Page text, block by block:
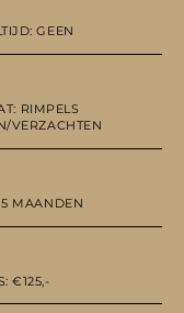
GEEN
RIMPELS
VERZACHTEN
MAANDEN
€125,-